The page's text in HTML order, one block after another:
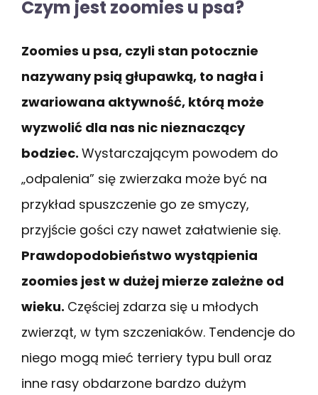
Czym jest zoomies u psa?
Zoomies u psa, czyli stan potocznie
nazywany psią głupawką, to nagła i
zwariowana aktywność, którą może
wyzwolić dla nas nic nieznaczący
bodziec. Wystarczającym powodem do
„odpalenia” się zwierzaka może być na
przykład spuszczenie go ze smyczy,
przyjście gości czy nawet załatwienie się.
Prawdopodobieństwo wystąpienia
zoomies jest w dużej mierze zależne od
wieku. Częściej zdarza się u młodych
zwierząt, w tym szczeniaków. Tendencje do
niego mogą mieć terriery typu bull oraz
inne rasy obdarzone bardzo dużym